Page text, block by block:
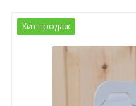
Хит продаж